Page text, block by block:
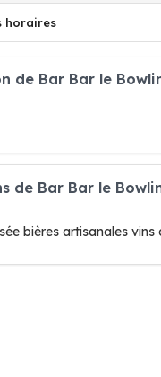
horaires
de Bar Bar le
de Bar Bar le
bières artisanales vins